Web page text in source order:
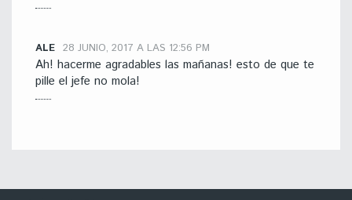
ALE 28 JUNIO, 2017 A LAS 12:56 PM
Ah! hacerme agradables las mañanas! esto de que te
pille el jefe no mola!